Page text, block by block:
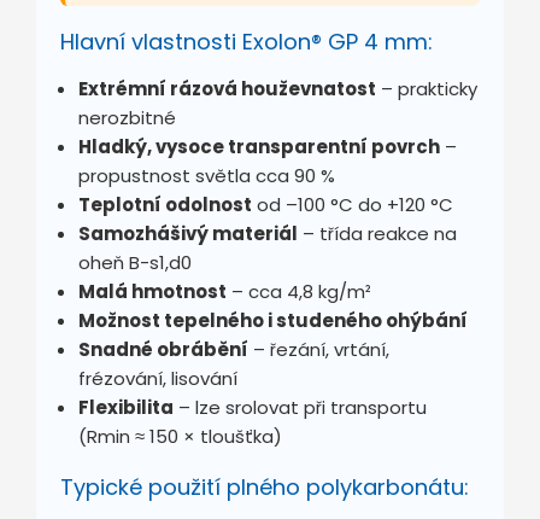
Hlavní vlastnosti Exolon® GP 4 mm:
Extrémní rázová houževnatost – prakticky
nerozbitné
Hladký, vysoce transparentní povrch –
propustnost světla cca 90 %
Teplotní odolnost od –100 °C do +120 °C
Samozhášivý materiál – třída reakce na
oheň B-s1,d0
Malá hmotnost – cca 4,8 kg/m²
Možnost tepelného i studeného ohýbání
Snadné obrábění – řezání, vrtání,
frézování, lisování
Flexibilita – lze srolovat při transportu
(Rmin ≈ 150 × tloušťka)
Typické použití plného polykarbonátu: